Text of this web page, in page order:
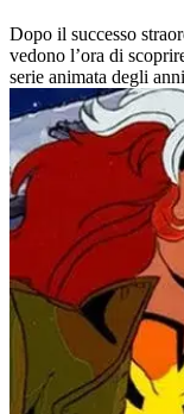
Dopo il successo
vedono l’ora di
serie animata degli